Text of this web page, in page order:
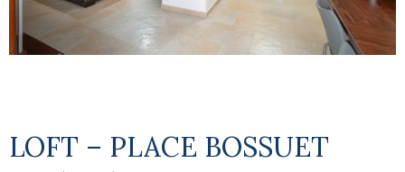
LOFT – PLACE BOSSUET